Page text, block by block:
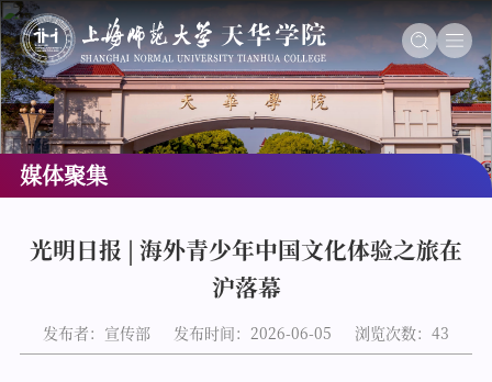
媒体聚集
光明日报 | 海外青少年中国文化体验之旅在
沪落幕
发布者：宣传部 发布时间：2026-06-05 浏览次数： 43